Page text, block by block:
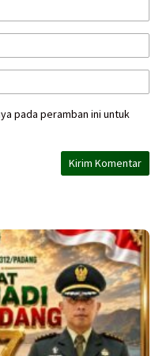
pada peramban ini untuk